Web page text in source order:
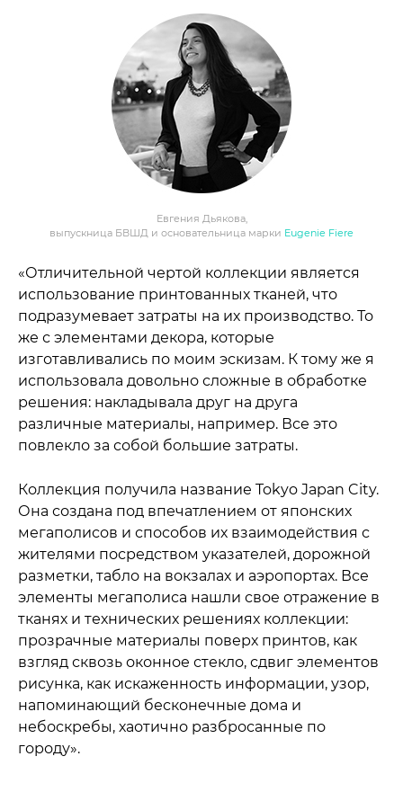
Евгения Дьякова,
выпускница БВШД и основательница марки Eugenie Fiere
«Отличительной чертой коллекции является
использование принтованных тканей, что
подразумевает затраты на их производство. То
же с элементами декора, которые
изготавливались по моим эскизам. К тому же я
использовала довольно сложные в обработке
решения: накладывала друг на друга
различные материалы, например. Все это
повлекло за собой большие затраты.
Коллекция получила название Tokyo Japan City.
Она создана под впечатлением от японских
мегаполисов и способов их взаимодействия с
жителями посредством указателей, дорожной
разметки, табло на вокзалах и аэропортах. Все
элементы мегаполиса нашли свое отражение в
тканях и технических решениях коллекции:
прозрачные материалы поверх принтов, как
взгляд сквозь оконное стекло, сдвиг элементов
рисунка, как искаженность информации, узор,
напоминающий бесконечные дома и
небоскребы, хаотично разбросанные по
городу».